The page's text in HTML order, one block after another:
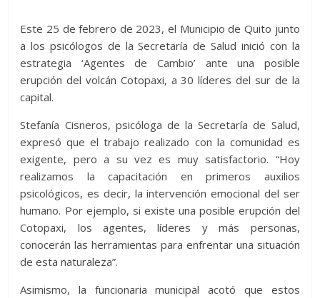
Este 25 de febrero de 2023, el Municipio de Quito junto
a los psicólogos de la Secretaría de Salud inició con la
estrategia ‘Agentes de Cambio’ ante una posible
erupción del volcán Cotopaxi, a 30 líderes del sur de la
capital.
Stefanía Cisneros, psicóloga de la Secretaría de Salud,
expresó que el trabajo realizado con la comunidad es
exigente, pero a su vez es muy satisfactorio. “Hoy
realizamos la capacitación en primeros auxilios
psicológicos, es decir, la intervención emocional del ser
humano. Por ejemplo, si existe una posible erupción del
Cotopaxi, los agentes, líderes y más personas,
conocerán las herramientas para enfrentar una situación
de esta naturaleza”.
Asimismo, la funcionaria municipal acotó que estos